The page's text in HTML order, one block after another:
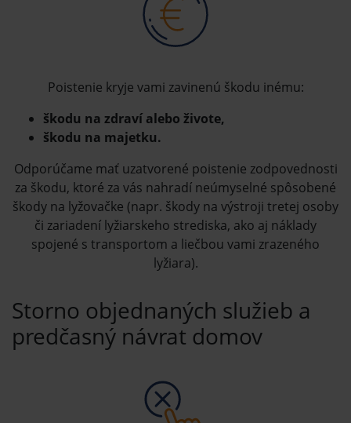
Poistenie kryje vami zavinenú škodu inému:
škodu na zdraví alebo živote,
škodu na majetku.
Odporúčame mať uzatvorené poistenie zodpovednosti
za škodu, ktoré za vás nahradí neúmyselné spôsobené
škody na lyžovačke (napr. škody na výstroji tretej osoby
či zariadení lyžiarskeho strediska, ako aj náklady
spojené s transportom a liečbou vami zrazeného
lyžiara).
Storno objednaných služieb a
predčasný návrat domov